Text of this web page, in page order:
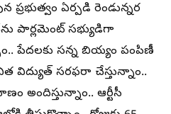
ప్రభుత్వం ఏర్పడి రెండున్నర
పార్లమెంట్ సభ్యుడిగా
పేదలకు సన్న బియ్యం పంపిణీ
విద్యుత్ సరఫరా చేస్తున్నాం..
అందిస్తున్నాం.. ఆర్టీసీ